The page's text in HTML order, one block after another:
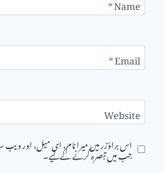
Email
*
Website
اس براؤزر میں میرا نام، ای میل، اور ویب
جب میں تبصرہ کرنے کےلیے۔